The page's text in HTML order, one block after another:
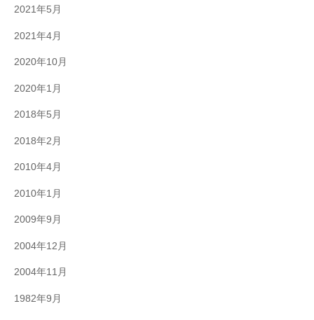
2021年5月
2021年4月
2020年10月
2020年1月
2018年5月
2018年2月
2010年4月
2010年1月
2009年9月
2004年12月
2004年11月
1982年9月